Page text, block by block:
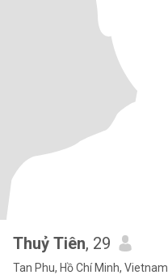
Thuỷ Tiên, 29
Tan Phu, Hồ Chí Minh, Vietnam